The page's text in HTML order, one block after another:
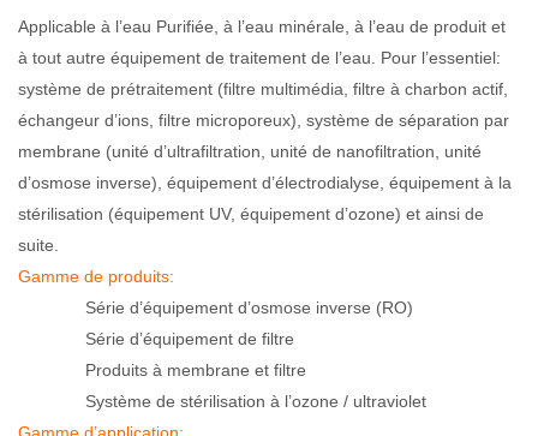
Applicable à l’eau Purifiée, à l’eau minérale, à l’eau de produit et
à tout autre équipement de traitement de l’eau. Pour l’essentiel:
système de prétraitement (filtre multimédia, filtre à charbon actif,
échangeur d’ions, filtre microporeux), système de séparation par
membrane (unité d’ultrafiltration, unité de nanofiltration, unité
d’osmose inverse), équipement d’électrodialyse, équipement à la
stérilisation (équipement UV, équipement d’ozone) et ainsi de
suite.
Gamme de produits:
Série d’équipement d’osmose inverse (RO)
Série d’équipement de filtre
Produits à membrane et filtre
Système de stérilisation à l’ozone / ultraviolet
Gamme d’application: